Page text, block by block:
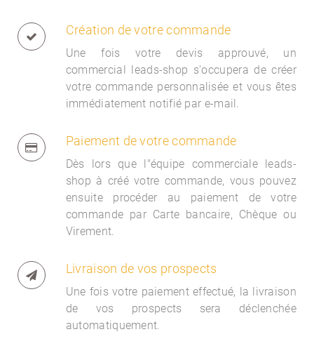
Création de votre commande
Une fois votre devis approuvé, un
commercial leads-shop s'occupera de créer
votre commande personnalisée et vous êtes
immédiatement notifié par e-mail.
Paiement de votre commande
Dès lors que l"équipe commerciale leads-
shop à créé votre commande, vous pouvez
ensuite procéder au paiement de votre
commande par Carte bancaire, Chèque ou
Virement.
Livraison de vos prospects
Une fois votre paiement effectué, la livraison
de vos prospects sera déclenchée
automatiquement.